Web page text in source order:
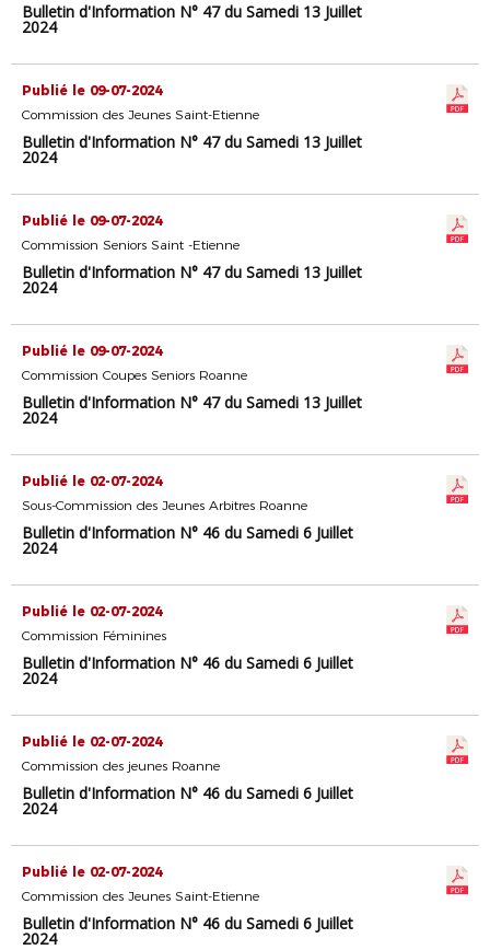
Bulletin d'Information N° 47 du Samedi 13 Juillet
2024
Publié le 09-07-2024
Commission des Jeunes Saint-Etienne
Bulletin d'Information N° 47 du Samedi 13 Juillet
2024
Publié le 09-07-2024
Commission Seniors Saint -Etienne
Bulletin d'Information N° 47 du Samedi 13 Juillet
2024
Publié le 09-07-2024
Commission Coupes Seniors Roanne
Bulletin d'Information N° 47 du Samedi 13 Juillet
2024
Publié le 02-07-2024
Sous-Commission des Jeunes Arbitres Roanne
Bulletin d'Information N° 46 du Samedi 6 Juillet
2024
Publié le 02-07-2024
Commission Féminines
Bulletin d'Information N° 46 du Samedi 6 Juillet
2024
Publié le 02-07-2024
Commission des jeunes Roanne
Bulletin d'Information N° 46 du Samedi 6 Juillet
2024
Publié le 02-07-2024
Commission des Jeunes Saint-Etienne
Bulletin d'Information N° 46 du Samedi 6 Juillet
2024